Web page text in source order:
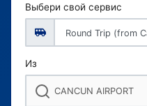
Выбери свой сервис
Из